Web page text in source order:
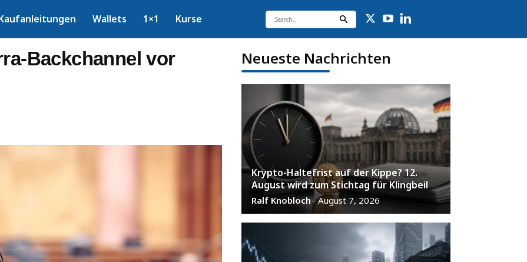
Wallets 1×1 Kurse
Backchannel vor
Neueste Nachrichten
Krypto-Haltefrist auf der Kippe? 12.
August wird zum Stichtag für Klingbeil
Ralf Knobloch- August 7, 2026